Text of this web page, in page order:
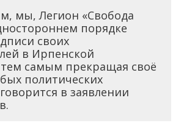
мы, Легион «Свобода
порядке
своих
в Ирпенской
самым прекращая своё
политических
в заявлении